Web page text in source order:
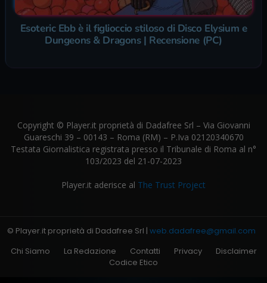
Esoteric Ebb è il figlioccio stiloso di Disco Elysium e
Dungeons & Dragons | Recensione (PC)
Copyright © Player.it proprietà di Dadafree Srl – Via Giovanni
Guareschi 39 – 00143 – Roma (RM) – P.Iva 02120340670
Testata Giornalistica registrata presso il Tribunale di Roma al n°
103/2023 del 21-07-2023
Player.it aderisce al The Trust Project
© Player.it proprietà di Dadafree Srl | web.dadafree@gmail.com
Chi Siamo
La Redazione Contatti Privacy
Disclaimer
Codice Etico